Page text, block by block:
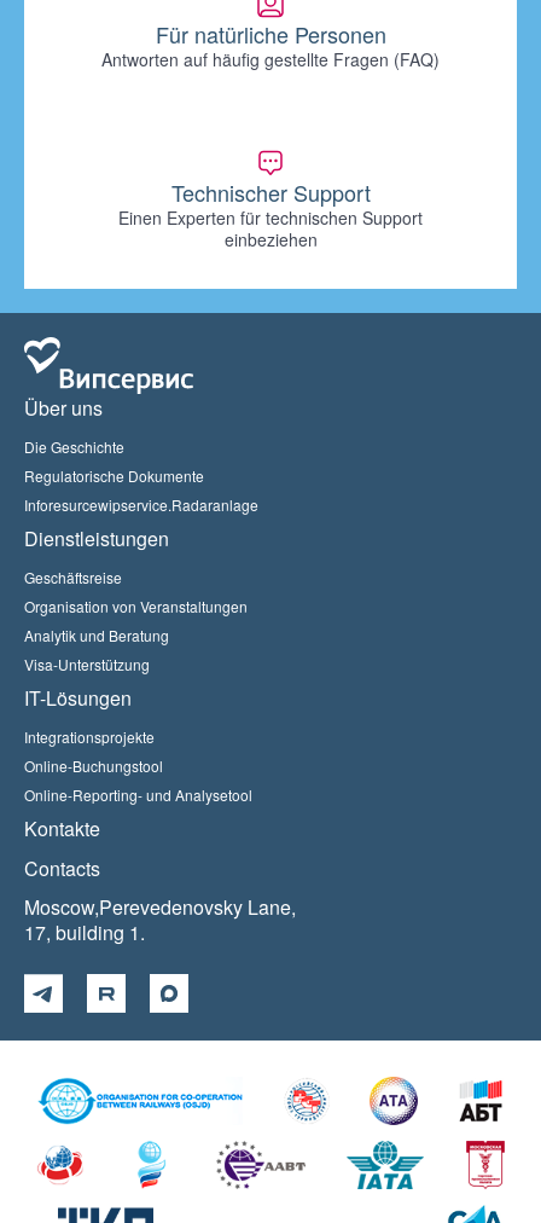
Für natürliche Personen
Antworten auf häufig gestellte Fragen (FAQ)
Technischer Support
Einen Experten für technischen Support
einbeziehen
Über uns
Die Geschichte
Regulatorische Dokumente
Inforesurcewipservice.Radaranlage
Dienstleistungen
Geschäftsreise
Organisation von Veranstaltungen
Analytik und Beratung
Visa-Unterstützung
IT-Lösungen
Integrationsprojekte
Online-Buchungstool
Online-Reporting- und Analysetool
Kontakte
Contacts
Moscow,Perevedenovsky Lane,
17, building 1.